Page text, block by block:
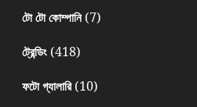
টো টো কোম্পানি(7)
ট্রেন্ডিং(418)
ফটো গ্যালারি(10)